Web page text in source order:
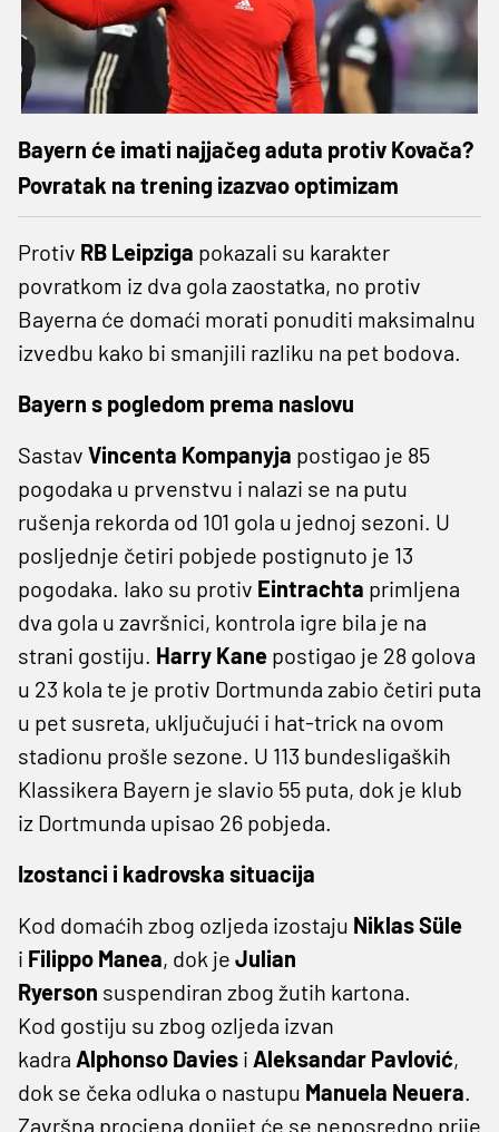
Bayern će imati najjačeg aduta protiv Kovača?
Povratak na trening izazvao optimizam
Protiv RB Leipziga pokazali su karakter
povratkom iz dva gola zaostatka, no protiv
Bayerna će domaći morati ponuditi maksimalnu
izvedbu kako bi smanjili razliku na pet bodova.
Bayern s pogledom prema naslovu
Sastav Vincenta Kompanyja postigao je 85
pogodaka u prvenstvu i nalazi se na putu
rušenja rekorda od 101 gola u jednoj sezoni. U
posljednje četiri pobjede postignuto je 13
pogodaka. Iako su protiv Eintrachta primljena
dva gola u završnici, kontrola igre bila je na
strani gostiju. Harry Kane postigao je 28 golova
u 23 kola te je protiv Dortmunda zabio četiri puta
u pet susreta, uključujući i hat-trick na ovom
stadionu prošle sezone. U 113 bundesligaških
Klassikera Bayern je slavio 55 puta, dok je klub
iz Dortmunda upisao 26 pobjeda.
Izostanci i kadrovska situacija
Kod domaćih zbog ozljeda izostaju Niklas Süle
i Filippo Manea, dok je Julian
Ryerson suspendiran zbog žutih kartona.
Kod gostiju su zbog ozljeda izvan
kadra Alphonso Davies i Aleksandar Pavlović,
dok se čeka odluka o nastupu Manuela Neuera.
Završna procjena donijet će se neposredno prije